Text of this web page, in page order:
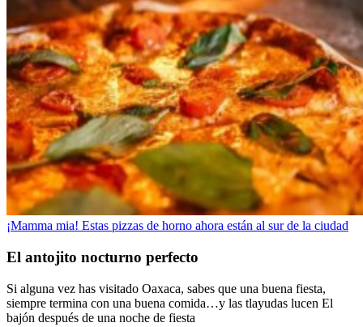
¡Mamma mia! Estas pizzas de horno ahora están al sur de la ciudad
El antojito nocturno perfecto
Si alguna vez has visitado Oaxaca, sabes que una buena fiesta,
siempre termina con una buena comida…y las tlayudas lucen El
bajón después de una noche de fiesta